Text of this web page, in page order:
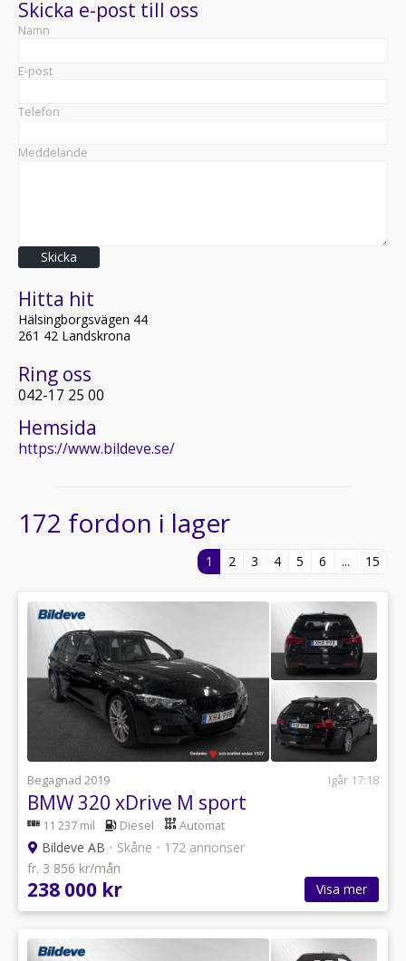
Skicka e-post till oss
Namn
E-post
Telefon
Meddelande
Skicka
Hitta hit
Hälsingborgsvägen 44
261 42 Landskrona
Ring oss
042-17 25 00
Hemsida
https://www.bildeve.se/
172 fordon i lager
1 2 3 4 5 6 ... 15
Begagnad 2019 Igår 17:18
BMW 320 xDrive M sport
11 237 mil Diesel Automat
Bildeve AB • Skåne • 172 annonser
fr. 3 856 kr/mån
238 000 kr Visa mer